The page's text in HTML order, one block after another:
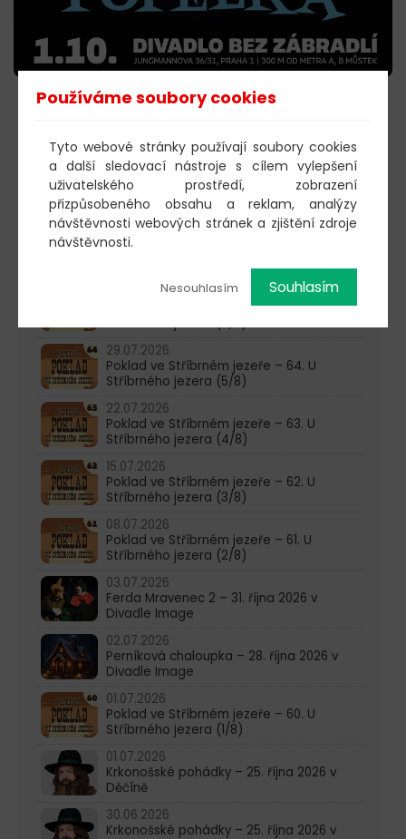
603 805 271
pondělí-čtvrtek: 10:00-16:00
05.08.2026
Poklad ve Stříbrném jezeře – 65. U
29.07.2026
Poklad ve Stříbrném jezeře – 64. U
Stříbrného jezera (5/8)
22.07.2026
Poklad ve Stříbrném jezeře – 63. U
Stříbrného jezera (4/8)
15.07.2026
Poklad ve Stříbrném jezeře – 62. U
Stříbrného jezera (3/8)
08.07.2026
Poklad ve Stříbrném jezeře – 61. U
Stříbrného jezera (2/8)
03.07.2026
Ferda Mravenec 2 – 31. října 2026 v
Divadle Image
02.07.2026
Perníková chaloupka – 28. října 2026 v
Divadle Image
01.07.2026
Poklad ve Stříbrném jezeře – 60. U
Stříbrného jezera (1/8)
01.07.2026
Krkonošské pohádky – 25. října 2026 v
Děčíně
30.06.2026
Krkonošské pohádky – 25. října 2026 v
Používáme soubory cookies
Tyto webové stránky používají soubory cookies
a další sledovací nástroje s cílem vylepšení
uživatelského prostředí, zobrazení
přizpůsobeného obsahu a reklam, analýzy
návštěvnosti webových stránek a zjištění zdroje
návštěvnosti.
Nesouhlasím Souhlasím